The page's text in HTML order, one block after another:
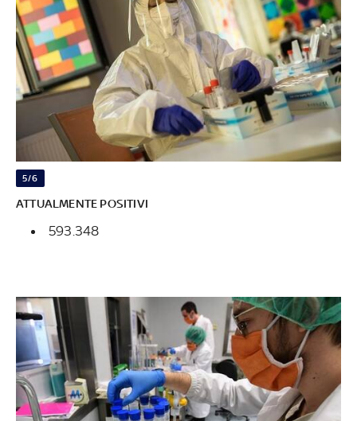
5/6
ATTUALMENTE POSITIVI
593.348